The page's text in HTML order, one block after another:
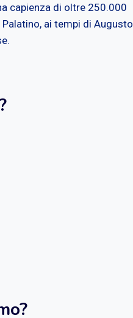
capienza di oltre 250.000
ai tempi di Augusto